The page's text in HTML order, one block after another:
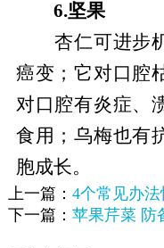
6.坚果
杏仁可进步机
癌变；它对口腔
对口腔有炎症、
食用；乌梅也有
胞成长。
上一篇： 4个常见办
下一篇： 苹果芹菜 防